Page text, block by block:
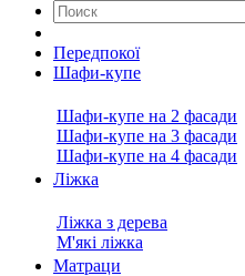
Передпокої
Шафи-купе
Шафи-купе на 2 фасади
Шафи-купе на 3 фасади
Шафи-купе на 4 фасади
Ліжка
Ліжка з дерева
М'які ліжка
Матраци